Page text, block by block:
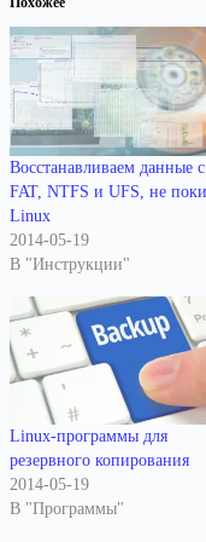
Восстанавливаем данные с
FAT, NTFS и UFS, не
Linux
2014-05-19
В "Инструкции"
Linux-программы для
резервного копирования
2014-05-19
В "Программы"